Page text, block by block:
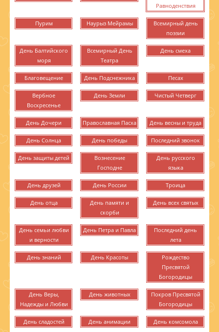
Равноденствия
Пурим Наурыз Мейрамы
Всемирный день
поэзии
День Балтийского
моря
Всемирный День
Театра
День смеха
Благовещение День Подснежника Песах
Вербное
Воскресенье
День Земли Чистый Четверг
День Дочери Православная Пасха День весны и труда
День Солнца День победы Последний звонок
День защиты детей
Вознесение
Господне
День русского
языка
День друзей День России Троица
День отца
День памяти и
скорби
День всех святых
День семьи любви
и верности
День Петра и Павла
Последний день
лета
День знаний День Красоты
Рождество
Пресвятой
Богородицы
День Веры,
Надежды и Любви
День животных
Покров Пресвятой
Богородицы
День сладостей День анимации День комсомола